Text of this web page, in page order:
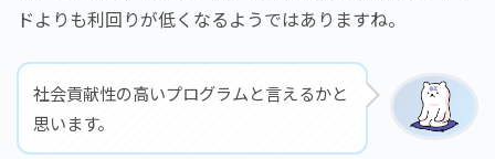
ドよりも利回りが低くなるようではありますね。
社会貢献性の高いプログラムと言えるかと
思います。